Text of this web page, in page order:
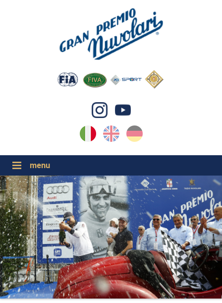
DE
EN
IT
GP NUVOLARI 2026
1954-2025
GRANDI EVENTI 2026
ORGANIZZAZIONE
CONTATTI
PRESS
NEWS